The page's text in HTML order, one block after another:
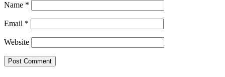
Name *
Email *
Website